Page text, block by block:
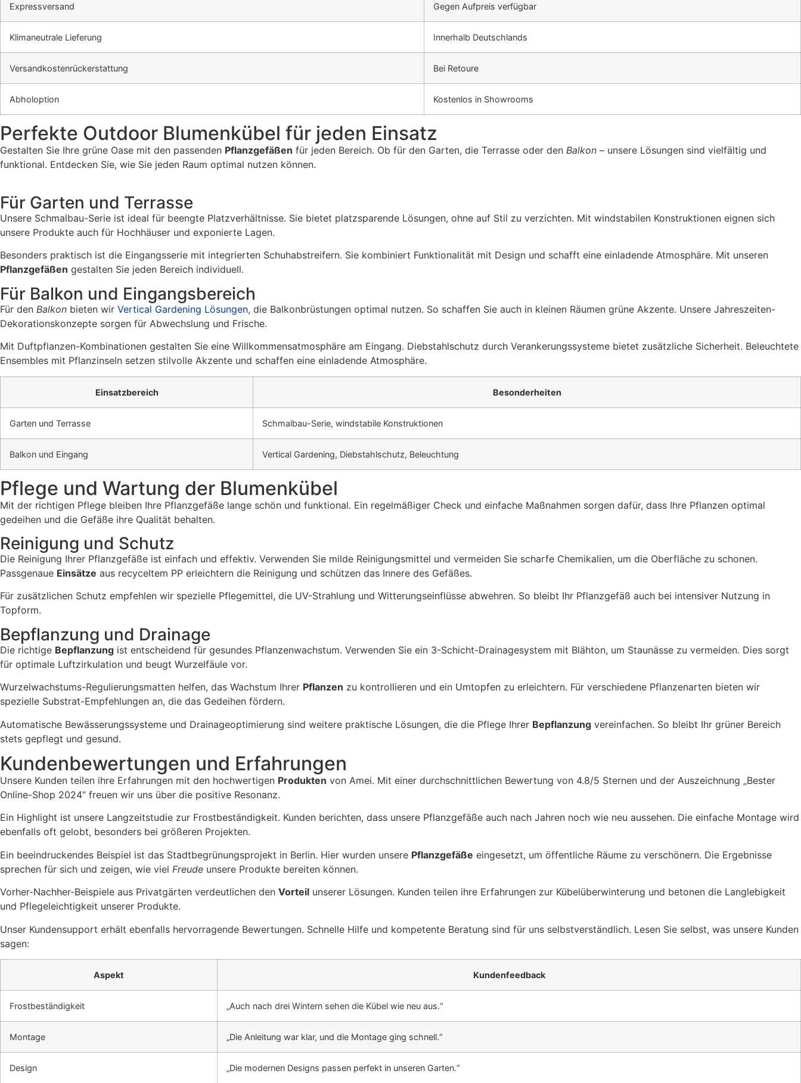
Expressversand Gegen Aufpreis verfügbar
Klimaneutrale Lieferung Innerhalb Deutschlands
Versandkostenrückerstattung Bei Retoure
Abholoption Kostenlos in Showrooms
Perfekte Outdoor Blumenkübel für jeden Einsatz
Gestalten Sie Ihre grüne Oase mit den passenden Pflanzgefäßen für jeden Bereich. Ob für den Garten, die Terrasse oder den Balkon – unsere Lösungen sind vielfältig und
funktional. Entdecken Sie, wie Sie jeden Raum optimal nutzen können.
Für Garten und Terrasse
Unsere Schmalbau-Serie ist ideal für beengte Platzverhältnisse. Sie bietet platzsparende Lösungen, ohne auf Stil zu verzichten. Mit windstabilen Konstruktionen eignen sich
unsere Produkte auch für Hochhäuser und exponierte Lagen.
Besonders praktisch ist die Eingangsserie mit integrierten Schuhabstreifern. Sie kombiniert Funktionalität mit Design und schafft eine einladende Atmosphäre. Mit unseren
Pflanzgefäßen gestalten Sie jeden Bereich individuell.
Für Balkon und Eingangsbereich
Für den Balkon bieten wir Vertical Gardening Lösungen, die Balkonbrüstungen optimal nutzen. So schaffen Sie auch in kleinen Räumen grüne Akzente. Unsere Jahreszeiten-
Dekorationskonzepte sorgen für Abwechslung und Frische.
Mit Duftpflanzen-Kombinationen gestalten Sie eine Willkommensatmosphäre am Eingang. Diebstahlschutz durch Verankerungssysteme bietet zusätzliche Sicherheit. Beleuchtete
Ensembles mit Pflanzinseln setzen stilvolle Akzente und schaffen eine einladende Atmosphäre.
Einsatzbereich Besonderheiten
Garten und Terrasse Schmalbau-Serie, windstabile Konstruktionen
Balkon und Eingang Vertical Gardening, Diebstahlschutz, Beleuchtung
Pflege und Wartung der Blumenkübel
Mit der richtigen Pflege bleiben Ihre Pflanzgefäße lange schön und funktional. Ein regelmäßiger Check und einfache Maßnahmen sorgen dafür, dass Ihre Pflanzen optimal
gedeihen und die Gefäße ihre Qualität behalten.
Reinigung und Schutz
Die Reinigung Ihrer Pflanzgefäße ist einfach und effektiv. Verwenden Sie milde Reinigungsmittel und vermeiden Sie scharfe Chemikalien, um die Oberfläche zu schonen.
Passgenaue Einsätze aus recyceltem PP erleichtern die Reinigung und schützen das Innere des Gefäßes.
Für zusätzlichen Schutz empfehlen wir spezielle Pflegemittel, die UV-Strahlung und Witterungseinflüsse abwehren. So bleibt Ihr Pflanzgefäß auch bei intensiver Nutzung in
Topform.
Bepflanzung und Drainage
Die richtige Bepflanzung ist entscheidend für gesundes Pflanzenwachstum. Verwenden Sie ein 3-Schicht-Drainagesystem mit Blähton, um Staunässe zu vermeiden. Dies sorgt
für optimale Luftzirkulation und beugt Wurzelfäule vor.
Wurzelwachstums-Regulierungsmatten helfen, das Wachstum Ihrer Pflanzen zu kontrollieren und ein Umtopfen zu erleichtern. Für verschiedene Pflanzenarten bieten wir
spezielle Substrat-Empfehlungen an, die das Gedeihen fördern.
Automatische Bewässerungssysteme und Drainageoptimierung sind weitere praktische Lösungen, die die Pflege Ihrer Bepflanzung vereinfachen. So bleibt Ihr grüner Bereich
stets gepflegt und gesund.
Kundenbewertungen und Erfahrungen
Unsere Kunden teilen ihre Erfahrungen mit den hochwertigen Produkten von Amei. Mit einer durchschnittlichen Bewertung von 4.8/5 Sternen und der Auszeichnung „Bester
Online-Shop 2024“ freuen wir uns über die positive Resonanz.
Ein Highlight ist unsere Langzeitstudie zur Frostbeständigkeit. Kunden berichten, dass unsere Pflanzgefäße auch nach Jahren noch wie neu aussehen. Die einfache Montage wird
ebenfalls oft gelobt, besonders bei größeren Projekten.
Ein beeindruckendes Beispiel ist das Stadtbegrünungsprojekt in Berlin. Hier wurden unsere Pflanzgefäße eingesetzt, um öffentliche Räume zu verschönern. Die Ergebnisse
sprechen für sich und zeigen, wie viel Freude unsere Produkte bereiten können.
Vorher-Nachher-Beispiele aus Privatgärten verdeutlichen den Vorteil unserer Lösungen. Kunden teilen ihre Erfahrungen zur Kübelüberwinterung und betonen die Langlebigkeit
und Pflegeleichtigkeit unserer Produkte.
Unser Kundensupport erhält ebenfalls hervorragende Bewertungen. Schnelle Hilfe und kompetente Beratung sind für uns selbstverständlich. Lesen Sie selbst, was unsere Kunden
sagen:
Aspekt Kundenfeedback
Frostbeständigkeit „Auch nach drei Wintern sehen die Kübel wie neu aus.“
Montage „Die Anleitung war klar, und die Montage ging schnell.“
Design „Die modernen Designs passen perfekt in unseren Garten.“